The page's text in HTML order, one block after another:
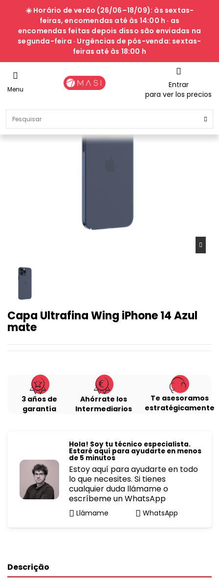
☀️ Horário de verão (26/06–18/09): às sextas-
feiras, encomendas até às 14:00 h · as
encomendas feitas depois disso são enviadas na
segunda-feira · Urgências de pós-venda: sextas-
feiras até às 18:00 h
Menu
Entrar
para ver los precios
Capa Ultrafina Wing iPhone 14 Azul
mate
3 años de
garantía
Ahórrate los
Intermediarios
Te asesoramos
estratégicamente
Hola! Soy tu técnico especialista.
Estaré aquí para ayudarte en menos
de 5 minutos
Estoy aquí para ayudarte en todo
lo que necesites. Si tienes
cualquier duda llámame o
escríbeme un WhatsApp
Llámame WhatsApp
Descrição